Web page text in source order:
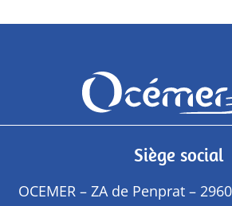
Siège social
OCEMER – ZA de Penprat –